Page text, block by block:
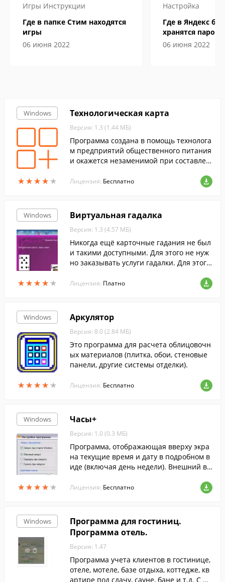
Игры Инструкции
Где в папке Стим находятся
игры
06 июня 2022
Настройка
Где в Яндекс
хранятся пароли
06 июня 2022
Windows
★★★★★
★★★★★
Технологическая карта
Версия: 1.3 (1.44 МБ)
Программа создана в помощь технолога
м предприятий общественного питания
и окажется незаменимой при составлен
нных карточек блюд и кулинарных изде
Лицензия: Бесплатно
Windows
★★★★★
★★★★★
Виртуальная гадалка
Версия: 1.3 (4.57 МБ)
Никогда ещё карточные гадания не был
и такими доступными. Для этого не нуж
но заказывать услуги гадалки. Для этого
о даже не нужны карты.
Лицензия: Платно
Windows
★★★★★
★★★★★
Аркулятор
Версия: 8.0 (2.84 МБ)
Это программа для расчета облицовочн
ых материалов (плитка, обои, стеновые
панели, другие системы отделки).
Лицензия: Бесплатно
Windows
★★★★★
★★★★★
Часы+
Версия: 1.0 (0.3 МБ)
Программа, отображающая вверху экра
на текущие время и дату в подробном в
иде (включая день недели). Внешний ви
Лицензия: Бесплатно
Windows
Программа для гостиниц.
Программа отель.
Версия: 1.47
Программа учета клиентов в гостинице,
отеле, мотеле, базе отдыха, коттедже, кв
артире под сдачу, сауне, бане и т.д. С по